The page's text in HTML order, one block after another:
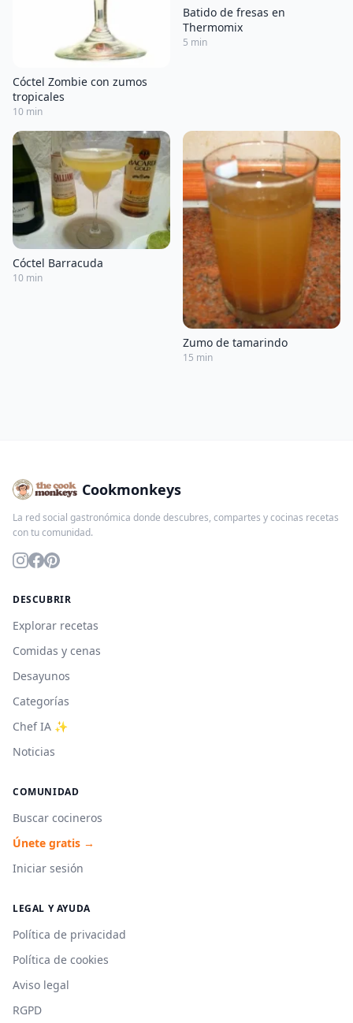
Cóctel Zombie con zumos
tropicales
10 min
Batido de fresas en
Thermomix
5 min
Cóctel Barracuda
10 min
Zumo de tamarindo
15 min
Cookmonkeys
La red social gastronómica donde descubres, compartes y cocinas recetas
con tu comunidad.
DESCUBRIR
Explorar recetas
Comidas y cenas
Desayunos
Categorías
Chef IA ✨
Noticias
COMUNIDAD
Buscar cocineros
Únete gratis →
Iniciar sesión
LEGAL Y AYUDA
Política de privacidad
Política de cookies
Aviso legal
RGPD